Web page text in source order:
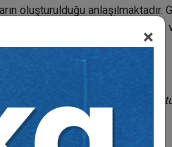
×
oluşturulduğu anlaşılmaktadır.
çalışamaz hale gelen kurum
kurullar